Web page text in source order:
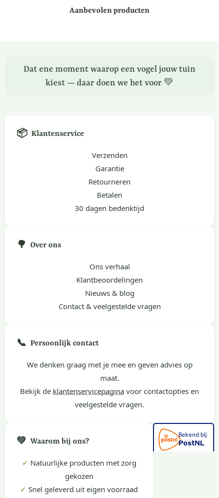
Aanbevolen producten
Dat ene moment waarop een vogel jouw tuin
kiest — daar doen we het voor 💚
📦 Klantenservice
Verzenden
Garantie
Retourneren
Betalen
30 dagen bedenktijd
🌳 Over ons
Ons verhaal
Klantbeoordelingen
Nieuws & blog
Contact & veelgestelde vragen
📞 Persoonlijk contact
We denken graag met je mee en geven advies op
maat.
Bekijk de klantenservicepagina voor contactopties en
veelgestelde vragen.
💚 Waarom bij ons?
✔ Natuurlijke producten met zorg
gekozen
✔ Snel geleverd uit eigen voorraad